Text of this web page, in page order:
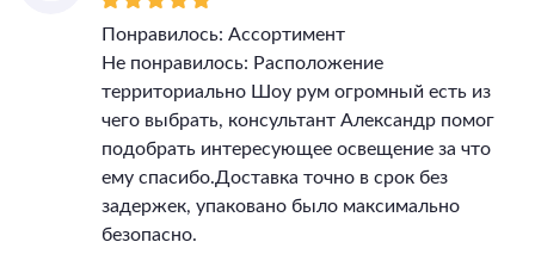
Понравилось: Ассортимент
Не понравилось: Расположение
территориально Шоу рум огромный есть из
чего выбрать, консультант Александр помог
подобрать интересующее освещение за что
ему спасибо.Доставка точно в срок без
задержек, упаковано было максимально
безопасно.